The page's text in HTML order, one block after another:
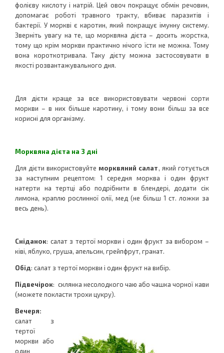
фолієву кислоту і натрій. Цей овоч покращує обмін речовин,
допомагає роботі травного тракту, вбиває паразитів і
бактерії. У моркві є каротин, який покращує імунну систему.
Зверніть увагу на те, що морквяна дієта – досить жорстка,
тому що крім моркви практично нічого їсти не можна. Тому
вона короткотривала. Таку дієту можна застосовувати в
якості розвантажувального дня.
Для дієти краще за все використовувати червоні сорти
моркви – в них більше каротину, і тому вони більш за все
корисні для організму.
Морквяна дієта на 3 дні
Для дієти використовуйте морквяний салат, який готується
за наступним рецептом: 1 середня морква і один фрукт
натерти на тертці або подрібнити в блендері, додати сік
лимона, краплю рослинної олії, мед (не більш 1 ст. ложки за
весь день).
Сніданок: салат з тертої моркви і один фрукт за вибором –
ківі, яблуко, груша, апельсин, грейпфрут, гранат.
Обід: салат з тертої моркви і один фрукт на вибір.
Підвечірок: склянка несолодкого чаю або чашка чорної кави
(можете покласти трохи цукру).
Вечеря:
салат з
тертої
моркви або
один